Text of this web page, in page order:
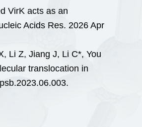
VirK acts as an
Acids Res. 2026 Apr
Li Z, Jiang J, Li C*, You
translocation in